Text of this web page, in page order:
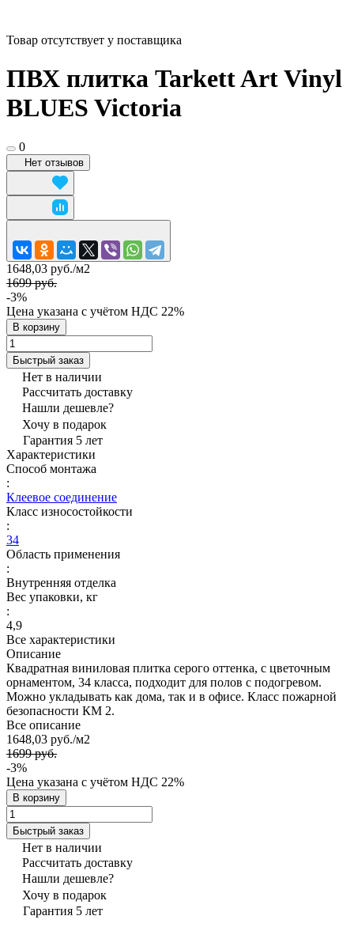
Товар отсутствует у поставщика
ПВХ плитка Tarkett Art Vinyl
BLUES Victoria
0
Нет отзывов
1648,03 руб./м2
1699 руб.
-3%
Цена указана с учётом НДС 22%
В корзину
Быстрый заказ
Нет в наличии
Рассчитать доставку
Нашли дешевле?
Хочу в подарок
Гарантия 5 лет
Характеристики
Способ монтажа
:
Клеевое соединение
Класс износостойкости
:
34
Область применения
:
Внутренняя отделка
Вес упаковки, кг
:
4,9
Все характеристики
Описание
Квадратная виниловая плитка серого оттенка, с цветочным
орнаментом, 34 класса, подходит для полов с подогревом.
Можно укладывать как дома, так и в офисе. Класс пожарной
безопасности КМ 2.
Все описание
1648,03 руб./м2
1699 руб.
-3%
Цена указана с учётом НДС 22%
В корзину
Быстрый заказ
Нет в наличии
Рассчитать доставку
Нашли дешевле?
Хочу в подарок
Гарантия 5 лет